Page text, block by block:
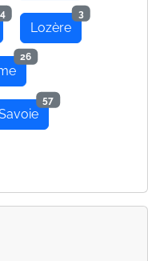
4
Lozère
3
26
57